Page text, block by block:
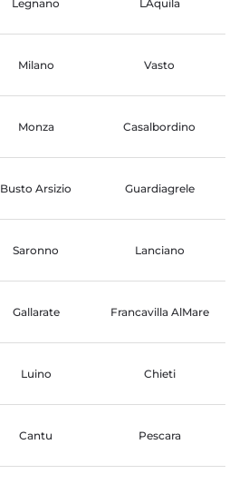
Legnano LAquila
Milano Vasto
Monza Casalbordino
Busto Arsizio Guardiagrele
Saronno Lanciano
Gallarate Francavilla AlMare
Luino Chieti
Cantu Pescara